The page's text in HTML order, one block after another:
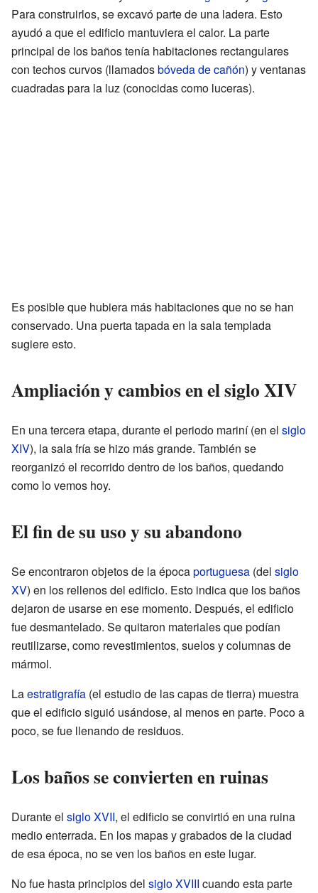
Para construirlos, se excavó parte de una ladera. Esto
ayudó a que el edificio mantuviera el calor. La parte
principal de los baños tenía habitaciones rectangulares
con techos curvos (llamadosbóveda de cañón) y ventanas
cuadradas para la luz (conocidas como luceras).
Es posible que hubiera más habitaciones que no se han
conservado. Una puerta tapada en la sala templada
sugiere esto.
Ampliación y cambios en el siglo XIV
En una tercera etapa, durante el periodo mariní (en el siglo
XIV), la sala fría se hizo más grande. También se
reorganizó el recorrido dentro de los baños, quedando
como lo vemos hoy.
El fin de su uso y su abandono
Se encontraron objetos de la épocaportuguesa (del siglo
XV) en los rellenos del edificio. Esto indica que los baños
dejaron de usarse en ese momento. Después, el edificio
fue desmantelado. Se quitaron materiales que podían
reutilizarse, como revestimientos, suelos y columnas de
mármol.
Laestratigrafía (el estudio de las capas de tierra) muestra
que el edificio siguió usándose, al menos en parte. Poco a
poco, se fue llenando de residuos.
Los baños se convierten en ruinas
Durante el siglo XVII, el edificio se convirtió en una ruina
medio enterrada. En los mapas y grabados de la ciudad
de esa época, no se ven los baños en este lugar.
No fue hasta principios del siglo XVIII cuando esta parte